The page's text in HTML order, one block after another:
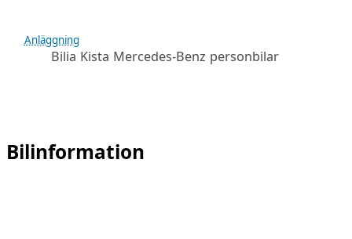
Anläggning
Bilia Kista Mercedes-Benz personbilar
Bilinformation